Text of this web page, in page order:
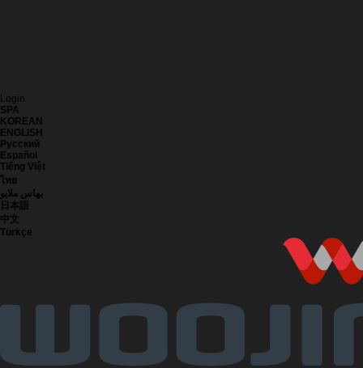
Login
SPA
KOREAN
ENGLISH
Русский
Español
Tiếng Việt
ไทย
بهاس ملايو
日本語
中文
Türkçe